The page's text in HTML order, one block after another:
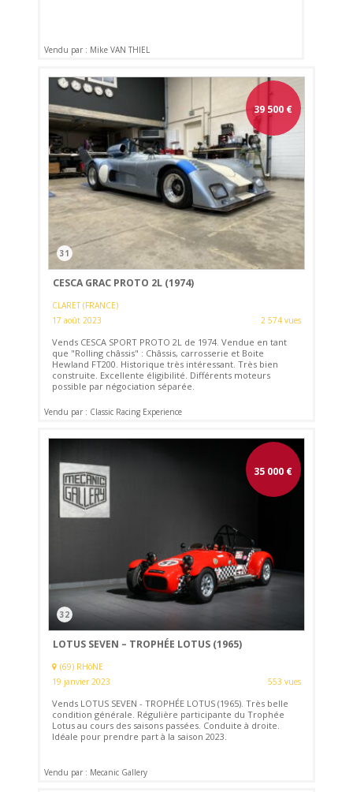
Vendu par : Mike VAN THIEL
39 500 €
31
CESCA GRAC PROTO 2L (1974)
CLARET (FRANCE)
17 août 2023
2 574 vues
Vends CESCA SPORT PROTO 2L de 1974. Vendue en tant
que "Rolling châssis" : Châssis, carrosserie et Boite
Hewland FT200. Historique très intéressant. Très bien
construite. Excellente éligibilité. Différents moteurs
possible par négociation séparée.
Vendu par : Classic Racing Experience
35 000 €
32
LOTUS SEVEN – TROPHÉE LOTUS (1965)
(69) RHôNE
19 janvier 2023
553 vues
Vends LOTUS SEVEN - TROPHÉE LOTUS (1965). Très belle
condition générale. Régulière participante du Trophée
Lotus au cours des saisons passées. Conduite à droite.
Idéale pour prendre part à la saison 2023.
Vendu par : Mecanic Gallery